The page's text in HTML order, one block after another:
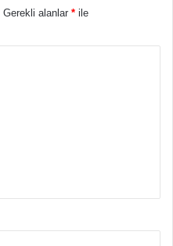
Gerekli alanlar * ile